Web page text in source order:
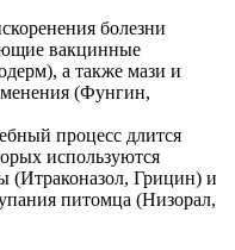
болезни
вакцинные
а также мази и
(Фунгин,
процесс длится
используются
(Итраконазол, Грицин) и
питомца (Низорал,